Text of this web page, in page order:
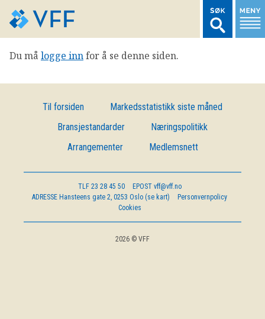
TIL FORSIDEN
MARKEDSSTATISTIKK
BRANSJENORMER
Du må logge innfor å se denne siden.
Til forsiden
Markedsstatistikk siste måned
Bransjestandarder
Næringspolitikk
Arrangementer
Medlemsnett
TLF 23 28 45 50 EPOST vff@vff.no
ADRESSE Hansteens gate 2, 0253 Oslo (se kart)
Personvernpolicy
Cookies
2026 © VFF